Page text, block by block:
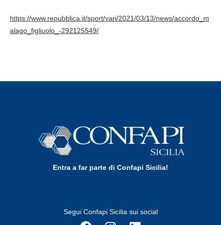
https://www.repubblica.it/sport/vari/2021/03/13/news/accordo_m
alago_figliuolo_-292125549/
Entra a far parte di Confapi Sicilia!
Segui Confapi Sicilia sui social